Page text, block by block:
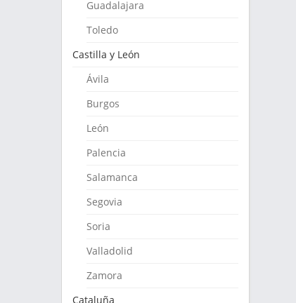
Guadalajara
Toledo
Castilla y León
Ávila
Burgos
León
Palencia
Salamanca
Segovia
Soria
Valladolid
Zamora
Cataluña